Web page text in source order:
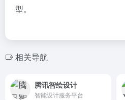
型。
相关导航
腾讯智绘设计
智能设计服务平台